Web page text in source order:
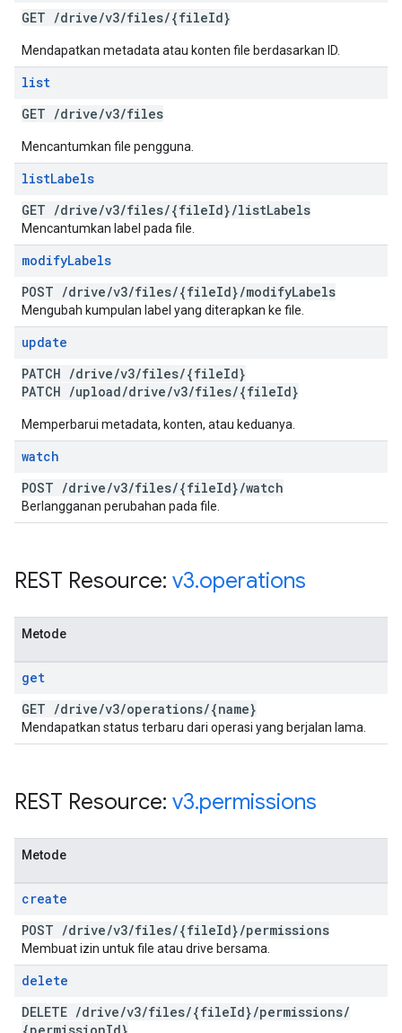
GET /drive/v3/files/{fileId}
Mendapatkan metadata atau konten file berdasarkan ID.
list
GET /drive/v3/files
Mencantumkan file pengguna.
listLabels
GET /drive/v3/files/{fileId}/listLabels
Mencantumkan label pada file.
modifyLabels
POST /drive/v3/files/{fileId}/modifyLabels
Mengubah kumpulan label yang diterapkan ke file.
update
PATCH /drive/v3/files/{fileId}
PATCH /upload/drive/v3/files/{fileId}
Memperbarui metadata, konten, atau keduanya.
watch
POST /drive/v3/files/{fileId}/watch
Berlangganan perubahan pada file.
REST Resource: v3.operations
Metode
get
GET /drive/v3/operations/{name}
Mendapatkan status terbaru dari operasi yang berjalan lama.
REST Resource: v3.permissions
Metode
create
POST /drive/v3/files/{fileId}/permissions
Membuat izin untuk file atau drive bersama.
delete
DELETE /drive/v3/files/{fileId}/permissions/